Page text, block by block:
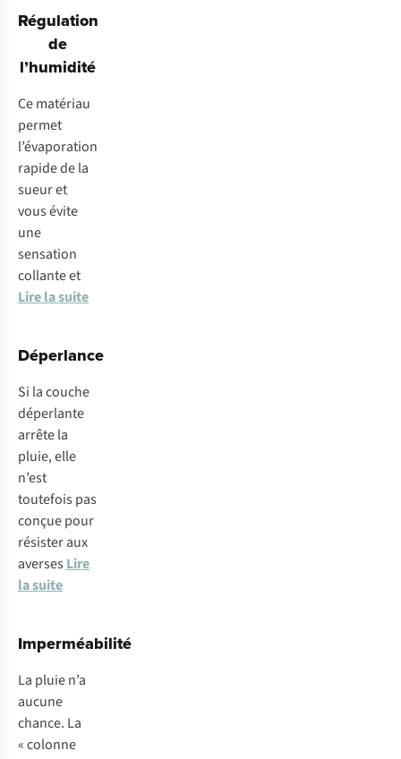
Régulation
de
l’humidité
Ce matériau
permet
l’évaporation
rapide de la
sueur et
vous évite
une
sensation
collante et
Lire la suite
Déperlance
Si la couche
déperlante
arrête la
pluie, elle
n’est
toutefois pas
conçue pour
résister aux
averses Lire
la suite
Imperméabilité
La pluie n’a
aucune
chance. La
« colonne